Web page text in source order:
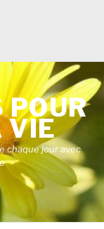
POUR
VIE
chaque jour avec